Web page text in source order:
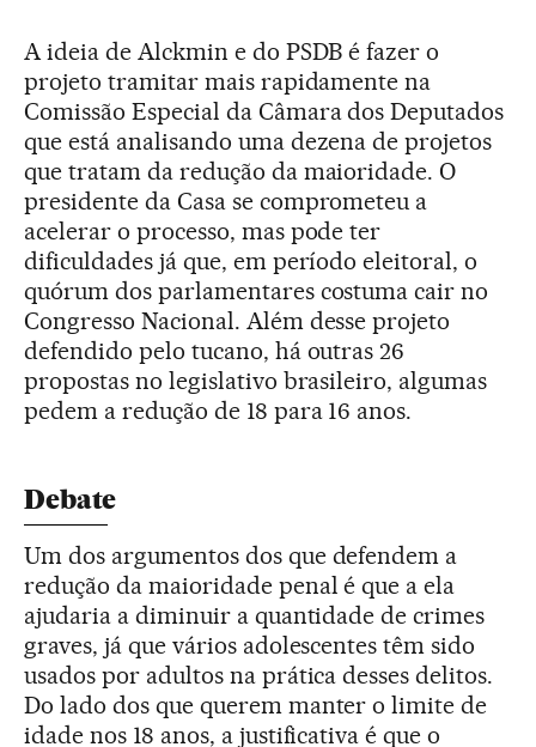
A ideia de Alckmin e do PSDB é fazer o
projeto tramitar mais rapidamente na
Comissão Especial da Câmara dos Deputados
que está analisando uma dezena de projetos
que tratam da redução da maioridade. O
presidente da Casa se comprometeu a
acelerar o processo, mas pode ter
dificuldades já que, em período eleitoral, o
quórum dos parlamentares costuma cair no
Congresso Nacional. Além desse projeto
defendido pelo tucano, há outras 26
propostas no legislativo brasileiro, algumas
pedem a redução de 18 para 16 anos.
Debate
Um dos argumentos dos que defendem a
redução da maioridade penal é que a ela
ajudaria a diminuir a quantidade de crimes
graves, já que vários adolescentes têm sido
usados por adultos na prática desses delitos.
Do lado dos que querem manter o limite de
idade nos 18 anos, a justificativa é que o